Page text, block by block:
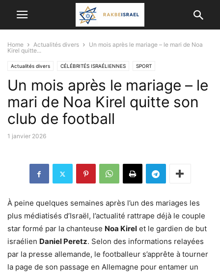
Home Actualités divers
Un mois après le mariage – le mari de Noa
Kirel quitte...
Actualités divers CÉLÉBRITÉS ISRAÉLIENNES SPORT
Un mois après le mariage – le
mari de Noa Kirel quitte son
club de football
1 janvier 2026
À peine quelques semaines après l’un des mariages les
plus médiatisés d’Israël, l’actualité rattrape déjà le couple
star formé par la chanteuse Noa Kirel et le gardien de but
israélien Daniel Peretz. Selon des informations relayées
par la presse allemande, le footballeur s’apprête à tourner
la page de son passage en Allemagne pour entamer un